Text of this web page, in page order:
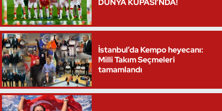
DÜNYA KUPASI’NDA!
İstanbul’da Kempo heyecanı:
Milli Takım Seçmeleri
tamamlandı
Triatlon
Voleybol
Vücut Geliştirme Fitness
Wushu Kungfu